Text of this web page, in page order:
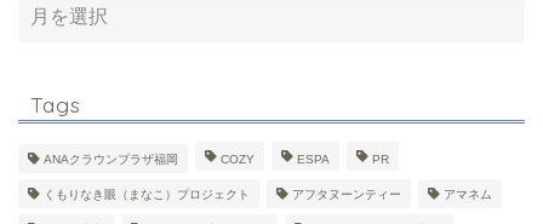
Tags
ANAクラウンプラザ福岡 COZY ESPA PR
くもりなき眼（まなこ）プロジェクト アフタヌーンティー アマネム